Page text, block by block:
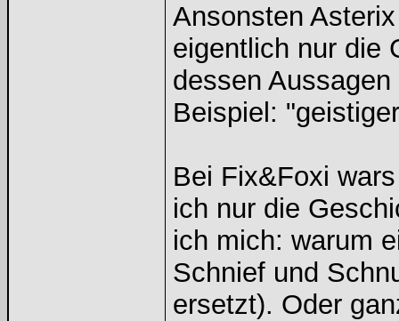
Ansonsten
eigentlich nur die
dessen
Beispiel:
Bei Fix&Foxi
ich nur die
ich mich: warum
Schnief und
ersetzt). Oder